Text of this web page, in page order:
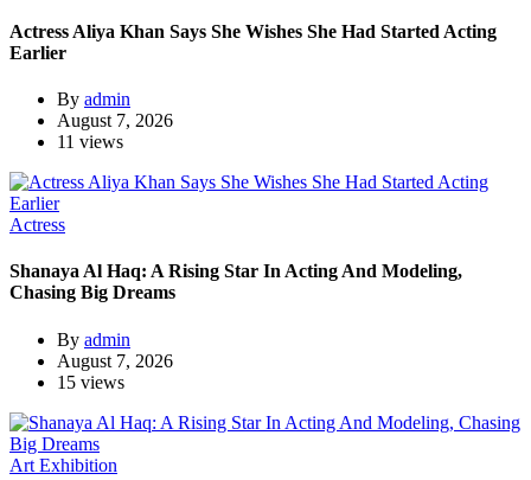
Actress Aliya Khan Says She Wishes She Had Started Acting
Earlier
By admin
August 7, 2026
11 views
Actress
Shanaya Al Haq: A Rising Star In Acting And Modeling,
Chasing Big Dreams
By admin
August 7, 2026
15 views
Art Exhibition